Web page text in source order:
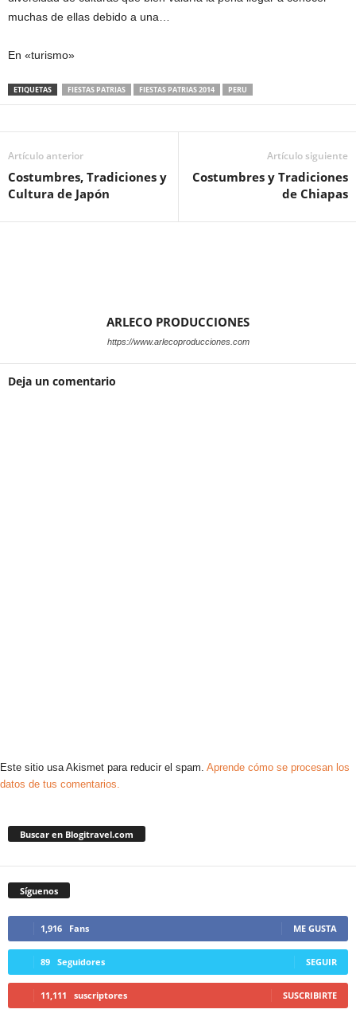
muchas de ellas debido a una…
En «turismo»
ETIQUETAS FIESTAS PATRIAS FIESTAS PATRIAS 2014 PERU
Artículo anterior
Costumbres, Tradiciones y
Cultura de Japón
Artículo siguiente
Costumbres y Tradiciones
de Chiapas
ARLECO PRODUCCIONES
https://www.arlecoproducciones.com
Deja un comentario
Este sitio usa Akismet para reducir el spam. Aprende cómo se procesan los
datos de tus comentarios.
Buscar en Blogitravel.com
Síguenos
1,916 Fans ME GUSTA
89 Seguidores SEGUIR
11,111 suscriptores SUSCRIBIRTE